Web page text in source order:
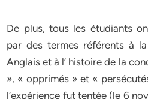
De plus, tous les étudiants
par des termes référents à
Anglais et à l’ histoire de la
», « opprimés » et «
l’expérience fut tentée (le 6